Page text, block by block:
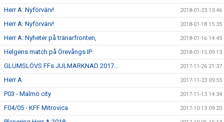
Herr A: Nyförvärv! 2018-01-23 13:46
Herr A: Nyförvärv! 2018-01-18 15:35
Herr A: Nyheter på tränarfronten, 2018-01-16 14:45
Helgens match på Örevångs IP 2018-01-15 09:13
GLUMSLÖVS FFs JULMARKNAD 2017... 2017-11-26 21:37
Herr A 2017-11-23 09:55
P03 - Malmö city 2017-11-13 14:34
F04/05 - KFF Mitrovica 2017-10-13 09:20